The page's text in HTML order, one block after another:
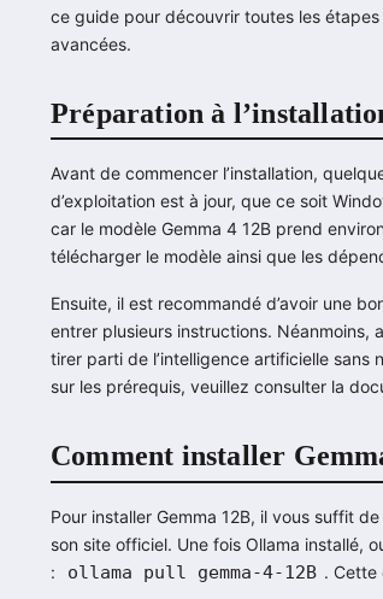
ce guide pour découvrir toutes les
avancées.
Préparation à
Avant de commencer l’installation,
d’exploitation est à jour, que ce soit
car le modèle Gemma 4 12B prend
télécharger le modèle ainsi que les
Ensuite, il est recommandé d’avoir une
entrer plusieurs instructions. Néanmoins,
tirer parti de l’intelligence artificielle
sur les prérequis, veuillez consulter la
Comment installer
Pour installer Gemma 12B, il vous suffit
son site officiel. Une fois Ollama installé,
:
ollama pull gemma-4-12B . Cette